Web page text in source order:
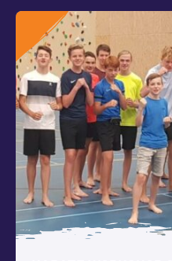
WORKSHOP MET
Een vriendinnen workshop ;
Bekijk ons ruime aanbod
workshops voor groepen
Linedance,Gospel Zingen
Maak er samen een